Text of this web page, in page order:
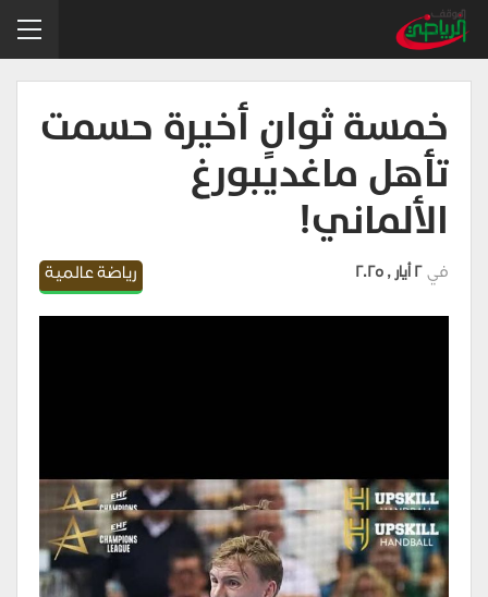
خمسة ثوانٍ أخيرة حسمت
تأهل ماغديبورغ
الألماني!
رياضة عالمية في 2 أيار , 2025